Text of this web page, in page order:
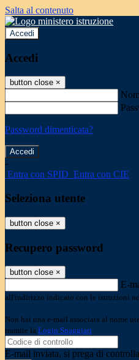
Salta al contenuto
Accedi
Accedi
button close ×
Password dimenticata?
-
Entra con SPID Entra con CIE
Seleziona utente
button close ×
Recupero password
button close ×
E-
all'indirizzo indicato con le istruzioni
Non hai una e-mail associata al nome
tramite la Login Spaggiari
E-mail inviata, si prega di